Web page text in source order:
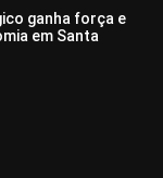
ganha força e
em Santa